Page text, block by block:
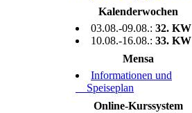
Kalenderwochen
03.08.-09.08.: 32. KW
10.08.-16.08.: 33. KW
Mensa
Informationen und
Speiseplan
Online-Kurssystem